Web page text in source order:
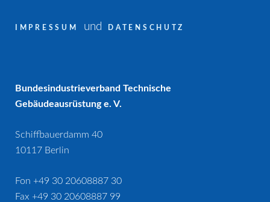
IMPRESSUM und DATENSCHUTZ
Bundesindustrieverband Technische
Gebäudeausrüstung e. V.
Schiffbauerdamm 40
10117 Berlin
Fon +49 30 20608887 30
Fax +49 30 20608887 99